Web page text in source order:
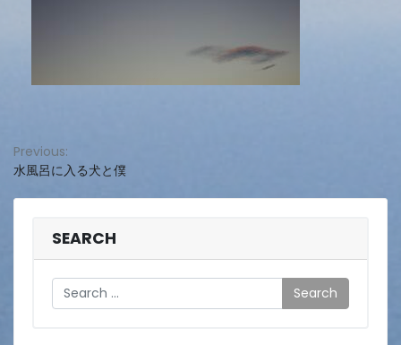
投
稿
Previous:
水風呂に入る犬と僕
SEARCH
Search